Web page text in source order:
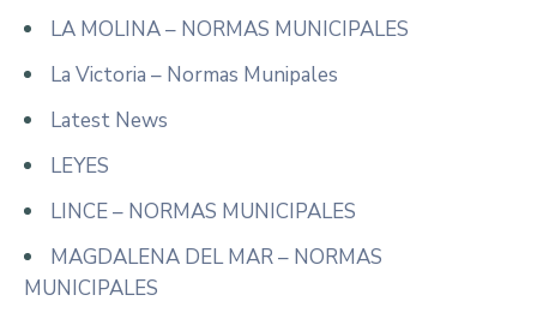
LA MOLINA – NORMAS MUNICIPALES
La Victoria – Normas Munipales
Latest News
LEYES
LINCE – NORMAS MUNICIPALES
MAGDALENA DEL MAR – NORMAS
MUNICIPALES